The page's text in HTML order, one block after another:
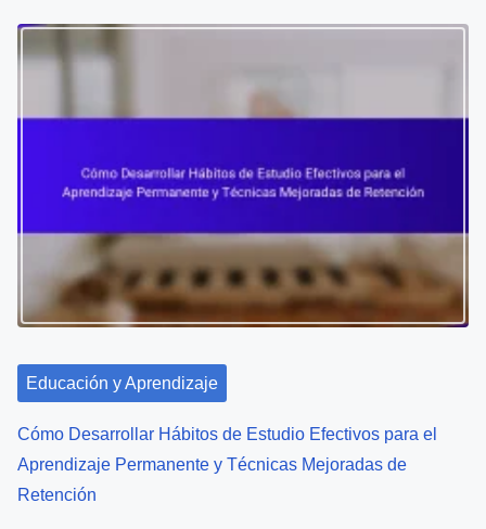
Educación y Aprendizaje
Cómo Desarrollar Hábitos de Estudio Efectivos para el
Aprendizaje Permanente y Técnicas Mejoradas de
Retención